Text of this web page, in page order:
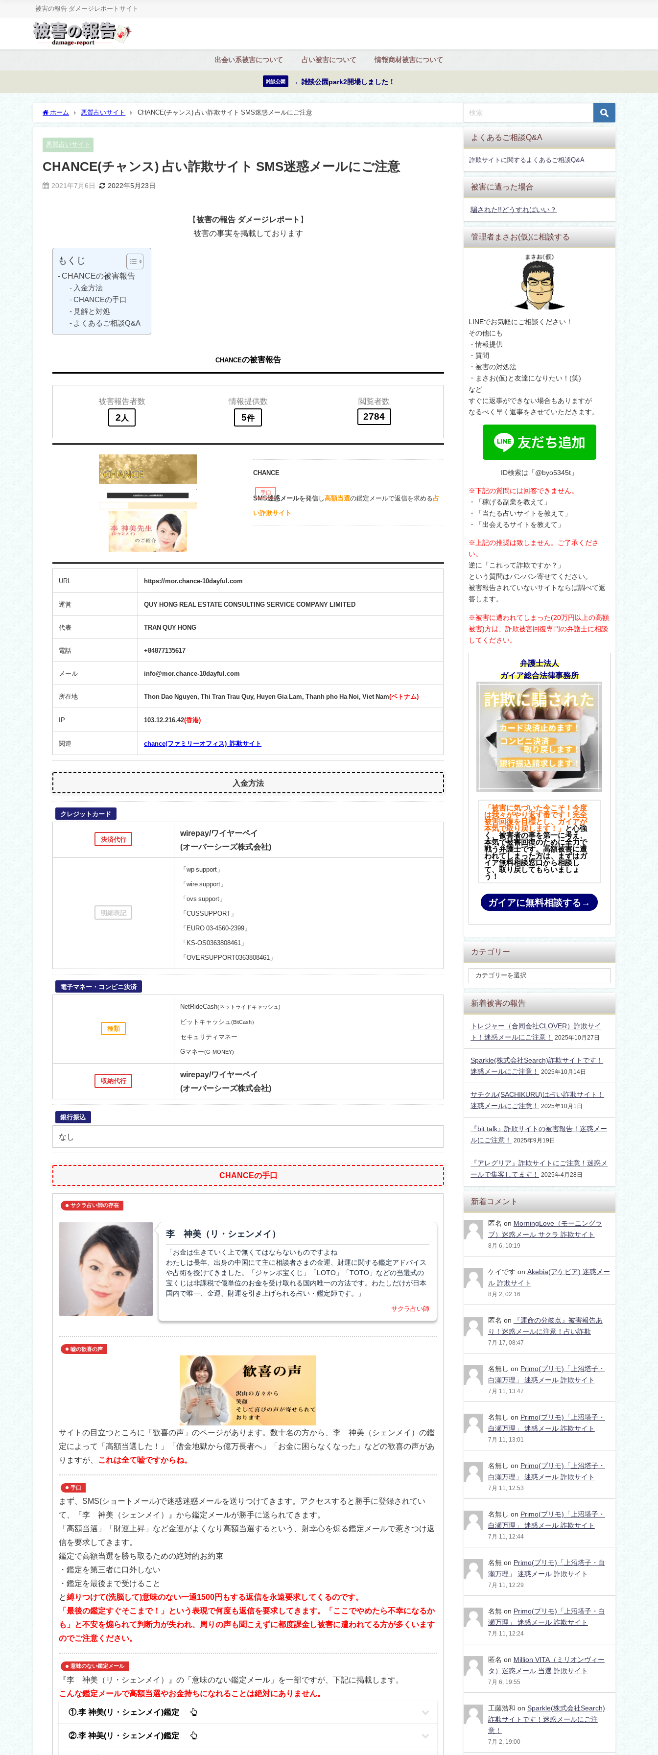
被害の報告 ダメージレポートサイト
出会い系被害について 占い被害について 情報商材被害について
雑談公園 ←雑談公園park2開場しました！
ホーム 悪質占いサイト CHANCE(チャンス) 占い詐欺サイト SMS迷惑メールにご注意
悪質占いサイト
CHANCE(チャンス) 占い詐欺サイト SMS迷惑メールにご注意
2021年7月6日 2022年5月23日
【被害の報告 ダメージレポート 】
被害の事実を掲載しております
もくじ
CHANCEの被害報告
入金方法
CHANCEの手口
見解と対処
よくあるご相談Q&A
CHANCEの被害報告
被害報告者数
2 人
情報提供数
5件
閲覧者数
2784
CHANCE
手口
SMS迷惑メールを発信し高額当選の鑑定メールで返信を求める占
い詐欺サイト
URL https://mor.chance-10dayful.com
運営 QUY HONG REAL ESTATE CONSULTING SERVICE COMPANY LIMITED
代表 TRAN QUY HONG
電話 +84877135617
メール info@mor.chance-10dayful.com
所在地 Thon Dao Nguyen, Thi Tran Trau Quy, Huyen Gia Lam, Thanh pho Ha Noi, Viet Nam(ベトナム)
IP 103.12.216.42(香港)
関連 chance(ファミリーオフィス) 詐欺サイト
入金方法
クレジットカード
決済代行
wirepay/ワイヤーペイ
(オーバーシーズ株式会社)
明細表記
「wp support」
「wire support」
「ovs support」
「CUSSUPPORT」
「EURO 03-4560-2399」
「KS-OS0363808461」
「OVERSUPPORT0363808461」
電子マネー・コンビニ決済
種類
NetRideCash(ネットライドキャッシュ)
ビットキャッシュ(BitCash）
セキュリティマネー
Gマネー(G-MONEY)
収納代行
wirepay/ワイヤーペイ
(オーバーシーズ株式会社)
銀行振込
なし
CHANCEの手口
サクラ占い師の存在
李 神美（リ・シェンメイ）
「お金は生きていく上で無くてはならないものですよね
わたしは長年、出身の中国にて主に相談者さまの金運、財運に関する鑑定アドバイス
や占術を授けてきました。「ジャンボ宝くじ」「LOTO」「TOTO」などの当選式の
宝くじは非課税で億単位のお金を受け取れる国内唯一の方法です。わたしだけが日本
国内で唯一、金運、財運を引き上げられる占い・鑑定師です。」
サクラ占い師
嘘の歓喜の声
サイトの目立つところに「歓喜の声」のページがあります。数十名の方から、李 神美（シェンメイ）の鑑
定によって「高額当選した！」「借金地獄から億万長者へ」「お金に困らなくなった」などの歓喜の声があ
りますが、
これは全て嘘ですからね。
手口
まず、SMS(ショートメール)で迷惑迷惑メールを送りつけてきます。アクセスすると勝手に登録されてい
て、『李 神美（シェンメイ）』から鑑定メールが勝手に送られてきます。
「高額当選」「財運上昇」など金運がよくなり高額当選するという、射幸心を煽る鑑定メールで惹きつけ返
信を要求してきます。
鑑定で高額当選を勝ち取るための絶対的お約束
・鑑定を第三者に口外しない
・鑑定を最後まで受けること
と縛りつけて(洗脳して)意味のない一通1500円もする返信を永遠要求してくるのです。
「最後の鑑定すぐそこまで！」という表現で何度も返信を要求してきます。「ここでやめたら不幸になるか
も」と不安を煽られて判断力が失われ、周りの声も聞こえずに都度課金し被害に遭われてる方が多くいます
のでご注意ください。
意味のない鑑定メール
『李 神美（リ・シェンメイ）』の「意味のない鑑定メール」を一部ですが、下記に掲載します。
こんな鑑定メールで高額当選やお金持ちになれることは絶対にありません。
①.李 神美(リ・シェンメイ)鑑定
②.李 神美(リ・シェンメイ)鑑定
よくあるご相談Q&A
詐欺サイトに関するよくあるご相談Q&A
被害に遭った場合
騙された!!どうすればいい？
管理者まさお(仮)に相談する
LINEでお気軽にご相談ください！
その他にも
・情報提供
・質問
・被害の対処法
・まさお(仮)と友達になりたい！(笑)
など
すぐに返事ができない場合もありますが
なるべく早く返事をさせていただきます。
ID検索は「@byo5345t」
※下記の質問には回答できません。
・「稼げる副業を教えて」
・「当たる占いサイトを教えて」
・「出会えるサイトを教えて」
※上記の推奨は致しません。ご了承くださ
い。
逆に「これって詐欺ですか？」
という質問はバンバン寄せてください。
被害報告されていないサイトならば調べて返
答します。
※被害に遭われてしまった(20万円以上の高額
被害)方は、詐欺被害回復専門の弁護士に相談
してください。
弁護士法人
ガイア総合法律事務所
「被害に気づいた今こそ！今度
は我々がやり返す番です！完全
被害回復を目標とし、ガイアが
本気で取り戻します！」
と心強
く、被害者の事を第一に考え、
本気で被害回復のために全力で
戦う弁護士です。高額被害に遭
われてしまった方は、まずはガ
イア無料相談窓口から相談し
て、取り戻してもらいましょ
う！
ガイアに無料相談する→
カテゴリー
新着被害の報告
トレジャー（合同会社CLOVER）詐欺サイ
ト！迷惑メールにご注意！
2025年10月27日
Sparkle(株式会社Search)詐欺サイトです！
迷惑メールにご注意！
2025年10月14日
サチクル(SACHIKURU)は占い詐欺サイト！
迷惑メールにご注意！
2025年10月1日
『bit talk』詐欺サイトの被害報告！迷惑メー
ルにご注意！
2025年9月19日
『アレグリア』詐欺サイトにご注意！迷惑メ
ールで集客してます！
2025年4月28日
新着コメント
匿名 on MorningLove（モーニングラ
ブ）迷惑メール サクラ 詐欺サイト
8月 6, 10:19
ケイです on Akebia(アケビア) 迷惑メー
ル 詐欺サイト
8月 2, 02:16
匿名 on
『運命の分岐点』被害報告あ
り！迷惑メールに注意！占い詐欺
7月 17, 08:47
名無し on Primo(プリモ)「上沼塔子・
白瀬万理」 迷惑メール 詐欺サイト
7月 11, 13:47
名無し on Primo(プリモ)「上沼塔子・
白瀬万理」 迷惑メール 詐欺サイト
7月 11, 13:01
名無し on Primo(プリモ)「上沼塔子・
白瀬万理」 迷惑メール 詐欺サイト
7月 11, 12:53
名無し on Primo(プリモ)「上沼塔子・
白瀬万理」 迷惑メール 詐欺サイト
7月 11, 12:44
名無on Primo(プリモ)「上沼塔子・白
瀬万理」 迷惑メール 詐欺サイト
7月 11, 12:29
名無on Primo(プリモ)「上沼塔子・白
瀬万理」 迷惑メール 詐欺サイト
7月 11, 12:24
匿名 on Million VITA（ミリオンヴィー
タ）迷惑メール 当選 詐欺サイト
7月 6, 19:55
工藤浩和 on Sparkle(株式会社Search)
詐欺サイトです！迷惑メールにご注
意！
7月 2, 19:00